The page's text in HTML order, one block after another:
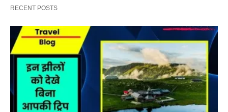
RECENT POSTS